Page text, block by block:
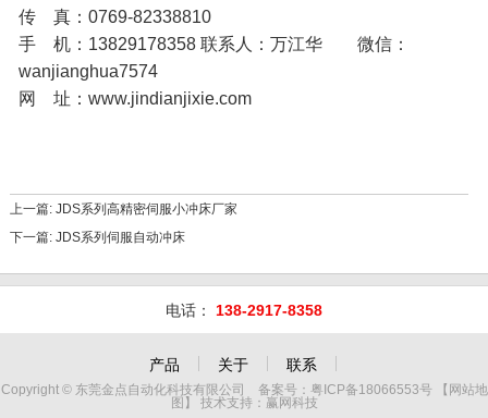
传 真：0769-82338810
手 机：13829178358 联系人：万江华 微信：
wanjianghua7574
网 址：www.jindianjixie.com
上一篇: JDS系列高精密伺服小冲床厂家
下一篇: JDS系列伺服自动冲床
电话： 138-2917-8358
产品 关于 联系
Copyright © 东莞金点自动化科技有限公司 备案号： 粤ICP备18066553号【 网站地
图 】 技术支持： 赢网科技